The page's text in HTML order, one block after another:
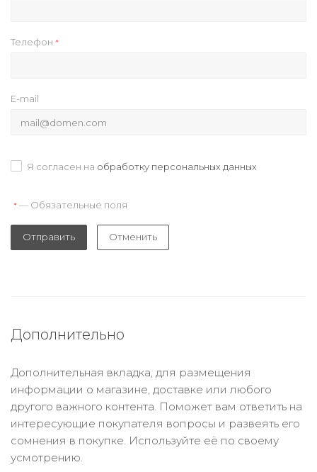
Телефон *
E-mail
Я согласен на обработку персональных данных
* — Обязательные поля
Отправить Отменить
Дополнительно
Дополнительная вкладка, для размещения
информации о магазине, доставке или любого
другого важного контента. Поможет вам ответить на
интересующие покупателя вопросы и развеять его
сомнения в покупке. Используйте её по своему
усмотрению.